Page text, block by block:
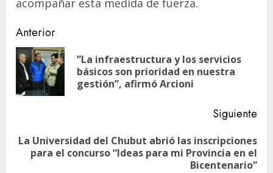
acompañar esta medida de fuerza.
Navegación
de
entradas
Anterior
”La infraestructura y los servicios
básicos son prioridad en nuestra
gestión”, afirmó Arcioni
Siguiente
Siguiente
La Universidad del Chubut abrió las inscripciones
para el concurso “Ideas para mi Provincia en el
Bicentenario”